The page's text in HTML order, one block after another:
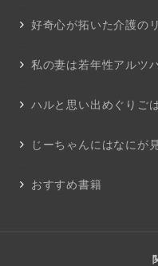
好奇心が拓いた介護の
私の妻は若年性アルツ
ハルと思い出めぐりご
じーちゃんにはなにが
おすすめ書籍